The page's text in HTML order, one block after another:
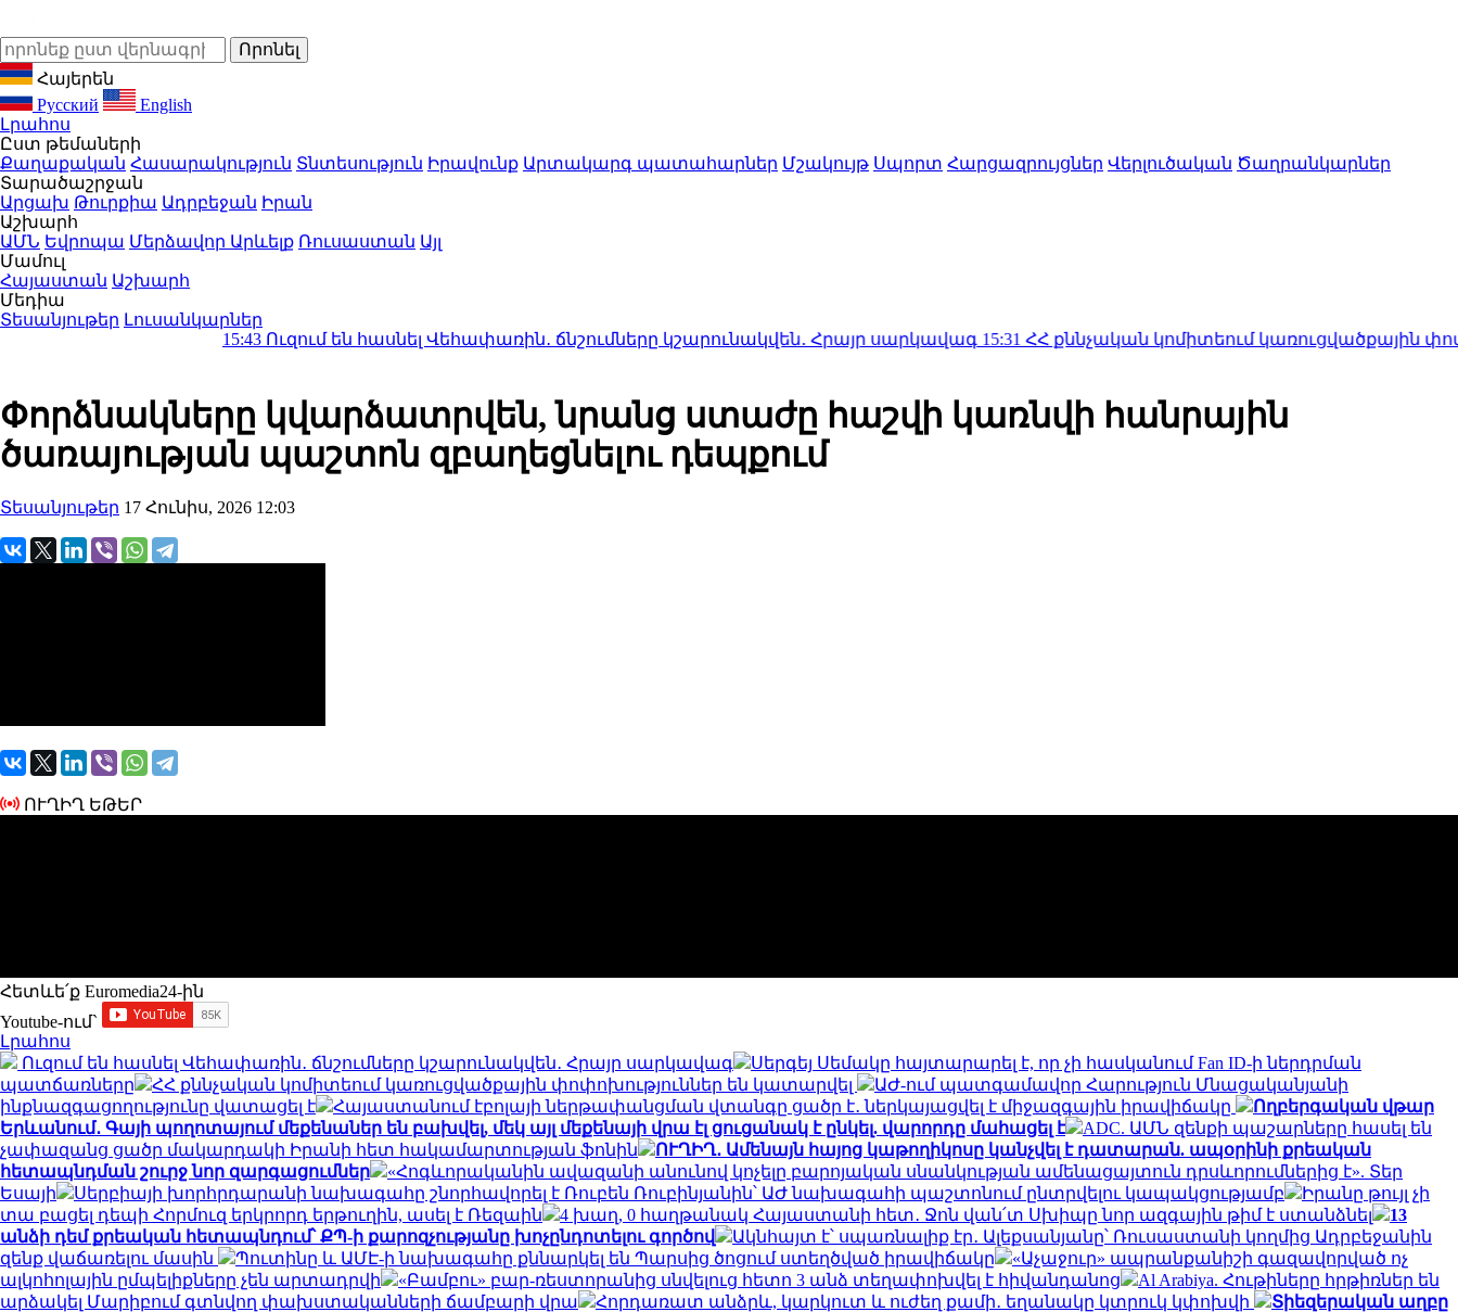
Հայերեն
Русский
English
Լրահոս
Ըստ թեմաների
Քաղաքական Հասարակություն Տնտեսություն Իրավունք Արտակարգ պատահարներ Մշակույթ Սպորտ Հարցազրույցներ Վերլուծական Ծաղրանկարներ
Տարածաշրջան
Արցախ Թուրքիա Ադրբեջան Իրան
Աշխարհ
ԱՄՆ Եվրոպա Մերձավոր Արևելք Ռուսաստան Այլ
Մամուլ
Հայաստան Աշխարհ
Մեդիա
Տեսանյութեր Լուսանկարներ
Ուզում են հասնել Վեհափառին․ ճնշումները կշարունակվեն․ Հրայր սարկավագ15:31ՀՀ քննչական կոմիտեում կառուցվածքային
Փորձնակները կվարձատրվեն, նրանց ստաժը հաշվի կառնվի հանրային
ծառայության պաշտոն զբաղեցնելու դեպքում
Տեսանյութեր 17 Հունիս, 2026 12:03
ՈՒՂԻՂ ԵԹԵՐ
Հետևե՛ք Euromedia24-ին
Youtube-ում`
Լրահոս
Ուզում են հասնել Վեհափառին․ ճնշումները կշարունակվեն․ Հրայր սարկավագ
Սերգեյ Սեմակը հայտարարել է, որ չի հասկանում Fan ID-ի ներդրման
պատճառները
ՀՀ քննչական կոմիտեում կառուցվածքային փոփոխություններ են կատարվել
ԱԺ-ում պատգամավոր Հարություն Մնացականյանի
ինքնազգացողությունը վատացել է
Հայաստանում էբոլայի ներթափանցման վտանգը ցածր է․ ներկայացվել է միջազգային իրավիճակը
Ողբերգական վթար
Երևանում․ Գայի պողոտայում մեքենաներ են բախվել, մեկ այլ մեքենայի վրա էլ ցուցանակ է ընկել. վարորդը մահացել է
ADC. ԱՄՆ զենքի պաշարները հասել են
չափազանց ցածր մակարդակի Իրանի հետ հակամարտության ֆոնին
ՈՒՂԻՂ․ Ամենայն հայոց կաթողիկոսը կանչվել է դատարան. ապօրինի քրեական
հետապնդման շուրջ նոր զարգացումներ
«Հոգևորականին ավազանի անունով կոչելը բարոյական սնանկության ամենացայտուն դրսևորումներից է». Տեր
Եսայի
Սերբիայի խորհրդարանի նախագահը շնորհավորել է Ռուբեն Ռուբինյանին՝ ԱԺ նախագահի պաշտոնում ընտրվելու կապակցությամբ
Իրանը թույլ չի
տա բացել դեպի Հորմուզ երկրորդ երթուղին, ասել է Ռեզաին
4 խաղ, 0 հաղթանակ Հայաստանի հետ․ Ջոն վան՛տ Սխիպը նոր ազգային թիմ է ստանձնել
13
անձի դեմ քրեական հետապնդում՝ ՔՊ-ի քարոզչությանը խոչընդոտելու գործով
Ակնհայտ է՝ սպառնալիք էր․ Ալեքսանյանը՝ Ռուսաստանի կողմից Ադրբեջանին
զենք վաճառելու մասին
Պուտինը և ԱՄԷ-ի նախագահը քննարկել են Պարսից ծոցում ստեղծված իրավիճակը
«Աչաջուր» ապրանքանիշի գազավորված ոչ
ալկոհոլային ըմպելիքները չեն արտադրվի
«Բամբու» բար-ռեստորանից սնվելուց հետո 3 անձ տեղափոխվել է հիվանդանոց
Al Arabiya. Հութիները հրթիռներ են
արձակել Մարիբում գտնվող փախստականների ճամբարի վրա
Հորդառատ անձրև, կարկուտ և ուժեղ քամի․ եղանակը կտրուկ կփոխվի
Տիեզերական աղբը